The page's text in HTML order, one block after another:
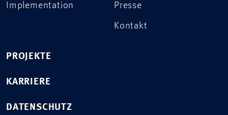
Implementation Presse
Kontakt
PROJEKTE
KARRIERE
DATENSCHUTZ